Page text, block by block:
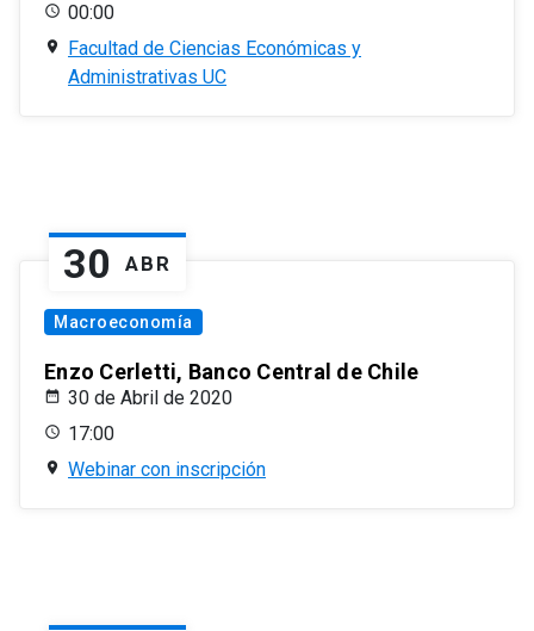
00:00
Facultad de Ciencias Económicas y
Administrativas UC
30 ABR
Macroeconomía
Enzo Cerletti, Banco Central de Chile
30 de Abril de 2020
17:00
Webinar con inscripción